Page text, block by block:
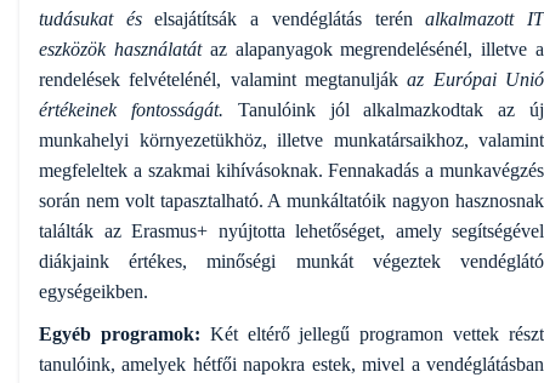
tudásukat éselsajátítsák a vendéglátás terénalkalmazott IT
eszközök használatátaz alapanyagok megrendelésénél, illetve a
rendelések felvételénél, valamint megtanuljákaz Európai Unió
értékeinek fontosságát. Tanulóink jól alkalmazkodtak az új
munkahelyi környezetükhöz, illetve munkatársaikhoz, valamint
megfeleltek a szakmai kihívásoknak. Fennakadás a munkavégzés
során nem volt tapasztalható. A munkáltatóik nagyon hasznosnak
találták az Erasmus+ nyújtotta lehetőséget, amely segítségével
diákjaink értékes, minőségi munkát végeztek vendéglátó
egységeikben.
Egyéb programok: Két eltérő jellegű programon vettek részt
tanulóink, amelyek hétfői napokra estek, mivel a vendéglátásban